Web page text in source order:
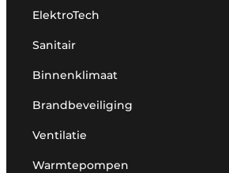
ElektroTech
Sanitair
Binnenklimaat
Brandbeveiliging
Ventilatie
Warmtepompen